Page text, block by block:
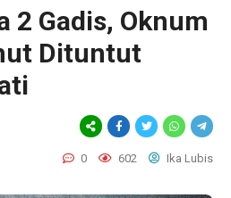
2 Gadis, Oknum
Dituntut
0 602 Ika Lubis